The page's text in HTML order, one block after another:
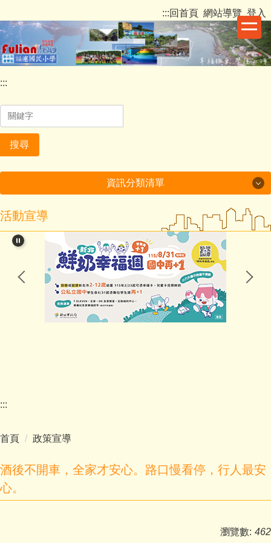
到
主
要
內
容
:::回首頁 網站導覽 登入
:::
搜尋
資訊分類清單
關於福連
行政處室
福連國小反霸凌專區
小一新生報到專區
活動宣導
:::
首頁 政策宣導
酒後不開車，全家才安心。路口慢看停，行人最安
心。
瀏覽數: 462